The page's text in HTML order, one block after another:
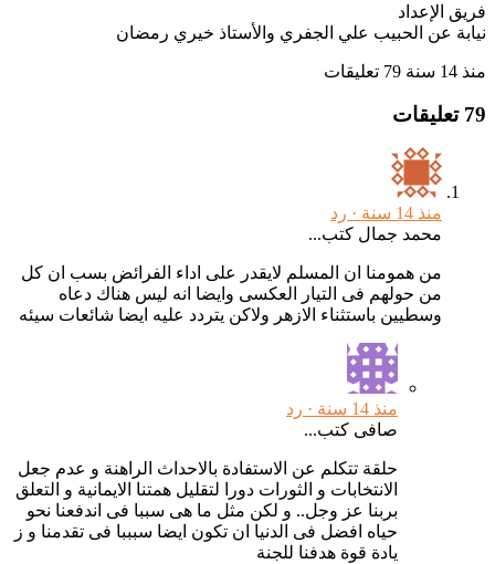
عن الحبيب علي الجفري والأستاذ خيري رمضان
79 تعليقات
رد
محمد جمال كتب...
من همومنا ان المسلم لايقدر على اداء الفرائض بسب ان كل
من حولهم فى التيار العكسى وايضا انه ليس هناك دعاه
وسطيين باستثناء الازهر ولاكن يتردد عليه ايضا شائعات سيئه
رد
صافى كتب...
حلقة تتكلم عن الاستفادة بالاحداث الراهنة و عدم جعل
الانتخابات و الثورات دورا لتقليل همتنا الايمانية و التعلق
بربنا عز وجل.. و لكن مثل ما هى سببا فى اندفعنا نحو
حياه افضل فى الدنيا ان تكون ايضا سبببا فى تقدمنا و ز
يادة قوة هدفنا للجنة